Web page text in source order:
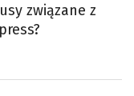
związane z